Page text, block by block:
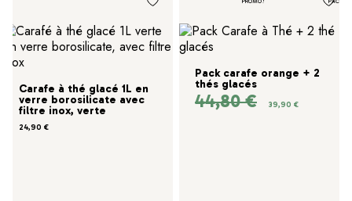
Carafe à thé glacé 1L en
verre borosilicate avec
filtre inox, verte
Prix
24,90 €
Pack carafe orange + 2
thés glacés
Prix de base
44,80 € Prix39,90 €